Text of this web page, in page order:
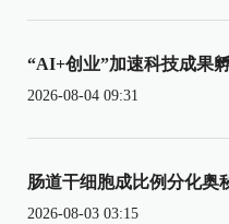
“AI+创业”加速科技成果
2026-08-04 09:31
肠道干细胞成比例分化奥
2026-08-03 03:15